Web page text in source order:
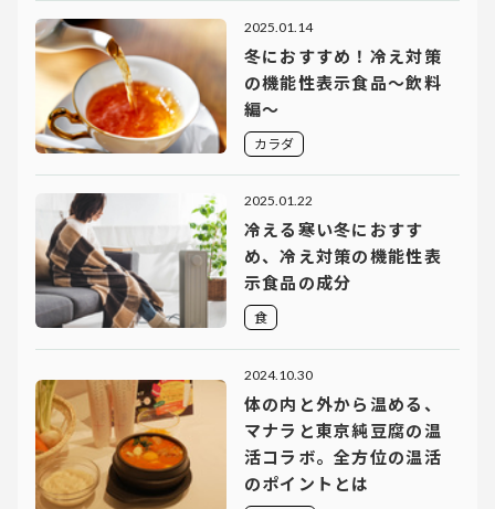
2025.01.14
冬におすすめ！冷え対策
の機能性表示食品〜飲料
編〜
カラダ
2025.01.22
冷える寒い冬におすす
め、冷え対策の機能性表
示食品の成分
食
2024.10.30
体の内と外から温める、
マナラと東京純豆腐の温
活コラボ。全方位の温活
のポイントとは